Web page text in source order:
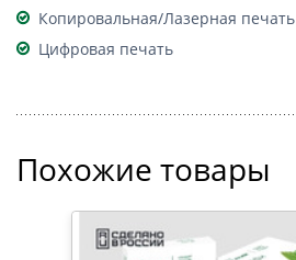
Копировальная/Лазерная печать
Цифровая печать
Похожие товары